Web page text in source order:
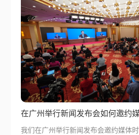
在广州举行新闻发布会如何邀约
我们在广州举行新闻发布会邀约媒体